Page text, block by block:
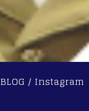
BLOG / Instagram